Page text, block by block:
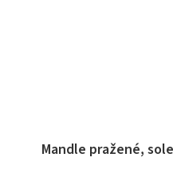
Mandle pražené,